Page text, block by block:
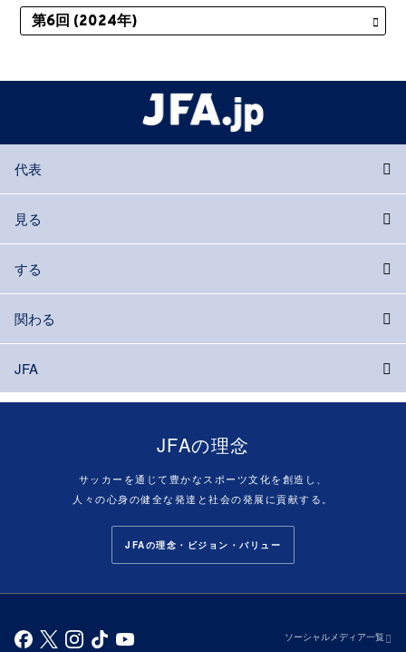
代表
見る
する
関わる
JFA
JFAの理念
サッカーを通じて豊かなスポーツ文化を創造し、
人々の心身の健全な発達と社会の発展に貢献する。
JFAの理念・ビジョン・バリュー
ソーシャルメディア一覧